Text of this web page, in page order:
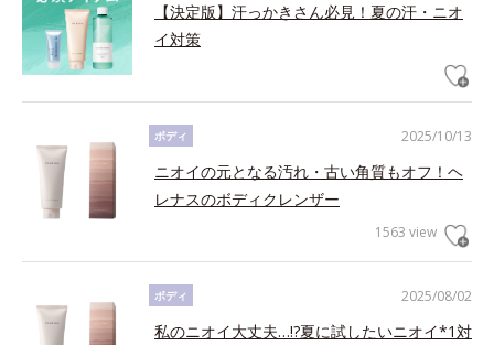
【決定版】汗っかきさん必見！夏の汗・ニオ
イ対策
2025/10/13
ボディ
ニオイの元となる汚れ・古い角質もオフ！ヘ
レナスのボディクレンザー
1563 view
2025/08/02
ボディ
私のニオイ大丈夫…!?夏に試したいニオイ*1対